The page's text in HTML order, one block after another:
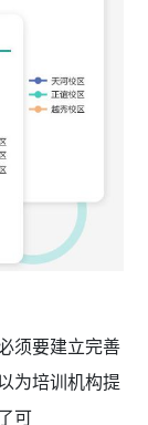
须要建立完善
为培训机构提
可